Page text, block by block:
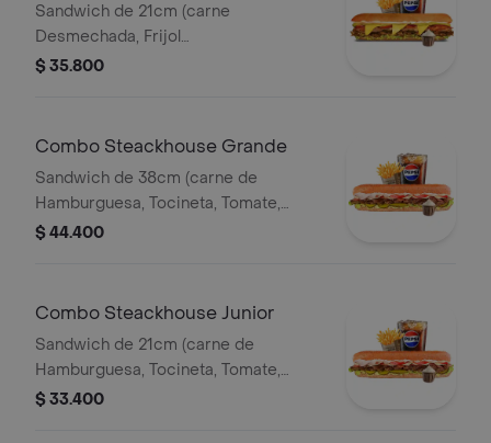
Sandwich de 21cm (carne
Desmechada, Frijol
Refrito,guacamole,jalapeños,pico de
Pet400ml.
$ 35.800
Combo Steackhouse Grande
Sandwich de 38cm (carne de
Hamburguesa, Tocineta, Tomate,
Lechuga, Pepinillos, Queso Mozzarella
$ 44.400
Combo Steackhouse Junior
Sandwich de 21cm (carne de
Hamburguesa, Tocineta, Tomate,
Lechuga, Pepinillos, Queso Mozzarella
$ 33.400